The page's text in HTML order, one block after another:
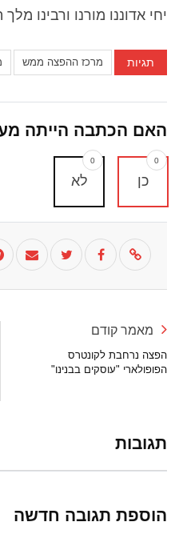
יחי אדוננו מורנו ורבינו
תגיות מרכז ההפצה ממש
האם הכתבה הייתה
כן
0
לא
0
מאמר קודם
הפצה נרחבת לקונטרס
הפופולארי "עוסקים בבנינו"
תגובות
הוספת תגובה חדשה